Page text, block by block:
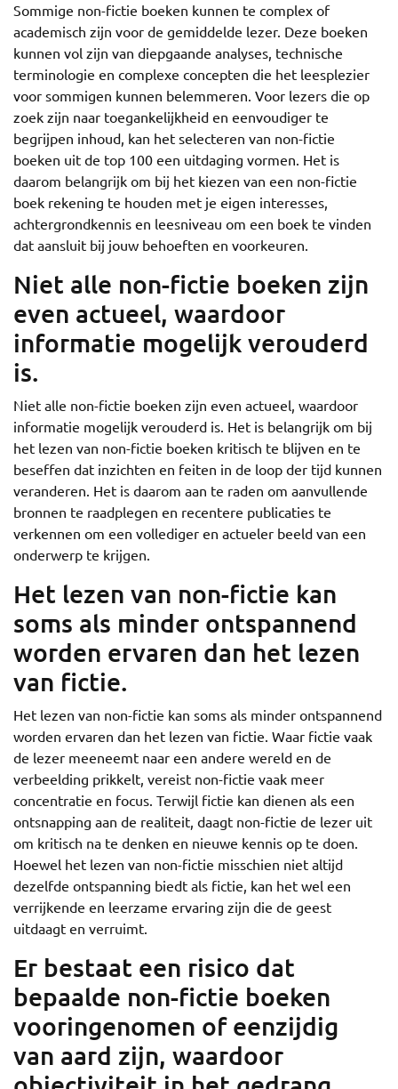
Sommige non-fictie boeken kunnen te complex of
academisch zijn voor de gemiddelde lezer. Deze boeken
kunnen vol zijn van diepgaande analyses, technische
terminologie en complexe concepten die het leesplezier
voor sommigen kunnen belemmeren. Voor lezers die op
zoek zijn naar toegankelijkheid en eenvoudiger te
begrijpen inhoud, kan het selecteren van non-fictie
boeken uit de top 100 een uitdaging vormen. Het is
daarom belangrijk om bij het kiezen van een non-fictie
boek rekening te houden met je eigen interesses,
achtergrondkennis en leesniveau om een boek te vinden
dat aansluit bij jouw behoeften en voorkeuren.
Niet alle non-fictie boeken zijn
even actueel, waardoor
informatie mogelijk verouderd
is.
Niet alle non-fictie boeken zijn even actueel, waardoor
informatie mogelijk verouderd is. Het is belangrijk om bij
het lezen van non-fictie boeken kritisch te blijven en te
beseffen dat inzichten en feiten in de loop der tijd kunnen
veranderen. Het is daarom aan te raden om aanvullende
bronnen te raadplegen en recentere publicaties te
verkennen om een vollediger en actueler beeld van een
onderwerp te krijgen.
Het lezen van non-fictie kan
soms als minder ontspannend
worden ervaren dan het lezen
van fictie.
Het lezen van non-fictie kan soms als minder ontspannend
worden ervaren dan het lezen van fictie. Waar fictie vaak
de lezer meeneemt naar een andere wereld en de
verbeelding prikkelt, vereist non-fictie vaak meer
concentratie en focus. Terwijl fictie kan dienen als een
ontsnapping aan de realiteit, daagt non-fictie de lezer uit
om kritisch na te denken en nieuwe kennis op te doen.
Hoewel het lezen van non-fictie misschien niet altijd
dezelfde ontspanning biedt als fictie, kan het wel een
verrijkende en leerzame ervaring zijn die de geest
uitdaagt en verruimt.
Er bestaat een risico dat
bepaalde non-fictie boeken
vooringenomen of eenzijdig
van aard zijn, waardoor